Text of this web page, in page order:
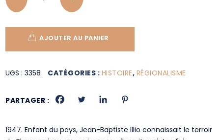
AJOUTER AU PANIER
UGS :3358 CATÉGORIES : HISTOIRE, RÉGIONALISME
PARTAGER :
1947. Enfant du pays, Jean-Baptiste Illio connaissait le terroir